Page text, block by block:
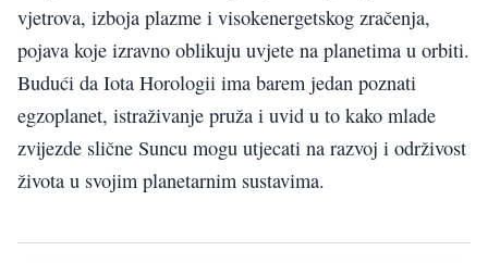
vjetrova, izboja plazme i visokenergetskog zračenja,
pojava koje izravno oblikuju uvjete na planetima u orbiti.
Budući da Iota Horologii ima barem jedan poznati
egzoplanet, istraživanje pruža i uvid u to kako mlade
zvijezde slične Suncu mogu utjecati na razvoj i održivost
života u svojim planetarnim sustavima.